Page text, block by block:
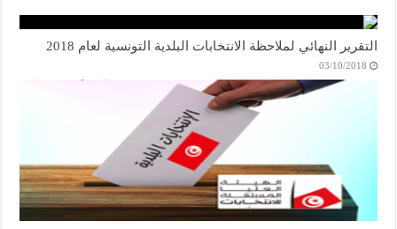
التقرير النهائي لملاحظة الانتخابات البلدية التونسية لعام 2018
03/10/2018